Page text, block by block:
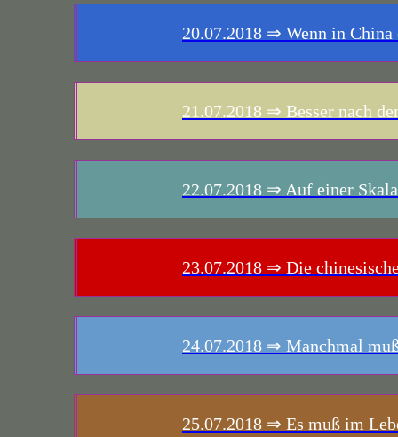
20.07.2018 ⇒ Wenn in China
21.07.2018 ⇒ Besser nach
22.07.2018 ⇒ Auf einer
23.07.2018 ⇒ Die
24.07.2018 ⇒ Manchmal
25.07.2018 ⇒ Es muß im